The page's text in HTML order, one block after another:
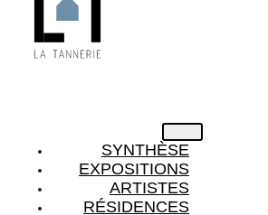
SYNTHÈSE
EXPOSITIONS
ARTISTES
RÉSIDENCES